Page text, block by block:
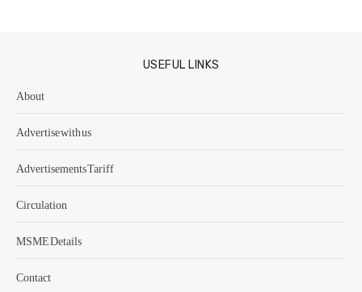
USEFUL LINKS
About
Advertise with us
Advertisements Tariff
Circulation
MSME Details
Contact